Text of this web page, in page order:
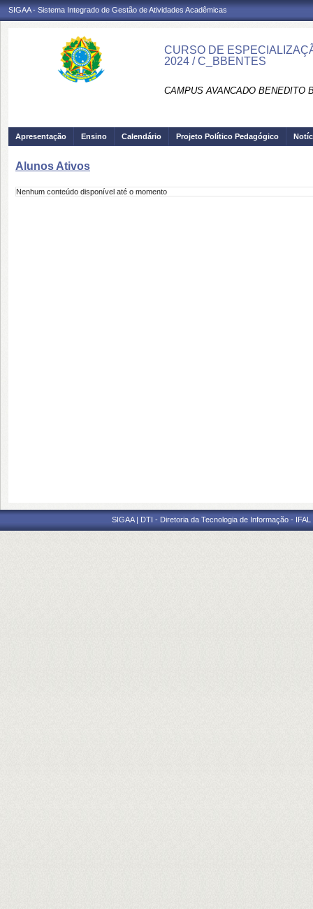
SIGAA - Sistema Integrado de Gestão de Atividades Acadêmicas
CURSO DE
2024 / C_BBENTES
CAMPUS AVANCADO BENEDITO
Apresentação Ensino Calendário Projeto Político Pedagógico
Alunos Ativos
Nenhum conteúdo disponível até o momento
SIGAA | DTI - Diretoria da Tecnologia de Informação -